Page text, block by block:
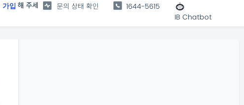
가입 해 주세
문의 상태 확인
1644-5615
IB Chatbot